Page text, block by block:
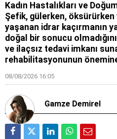
Kadın Hastalıkları ve
Şefik, gülerken,
yaşanan idrar kaçırmanın
doğal bir sonucu
ve ilaçsız tedavi imkanı
rehabilitasyonunun
08/08/2026 16:05
Gamze Demirel